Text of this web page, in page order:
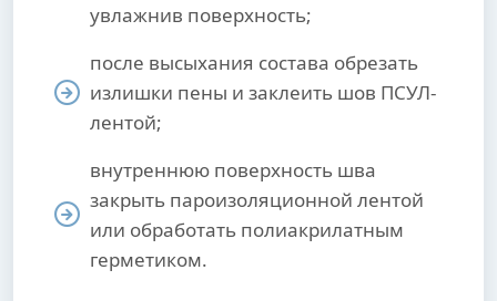
увлажнив поверхность;
после высыхания состава обрезать
излишки пены и заклеить шов ПСУЛ-
лентой;
внутреннюю поверхность шва
закрыть пароизоляционной лентой
или обработать полиакрилатным
герметиком.